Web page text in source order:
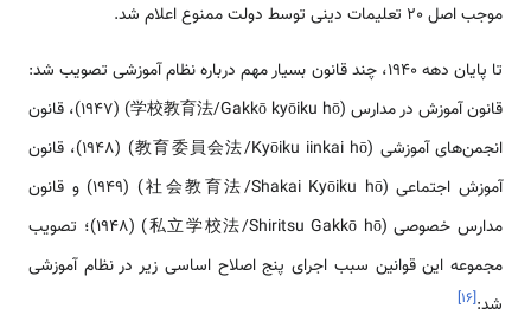
موجب اصل 20 تعلیمات دینی توسط دولت ممنوع اعلام شد.
تا پایان دهه 1940، چند قانون بسیار مهم درباره نظام آموزشی تصویب شد:
قانون آموزش در مدارس (学校教育法/Gakkō kyōiku hō) (1947)، قانون
انجمن‌های آموزشی (教育委員会法/Kyōiku iinkai hō) (1948)، قانون
آموزش اجتماعی (社会教育法/Shakai Kyōiku hō) (1949) و قانون
مدارس خصوصی (私立学校法/Shiritsu Gakkō hō) (1948)؛ تصویب
مجموعه این قوانین سبب اجرای پنج اصلاح اساسی زیر در نظام آموزشی
شد:[۱۶]